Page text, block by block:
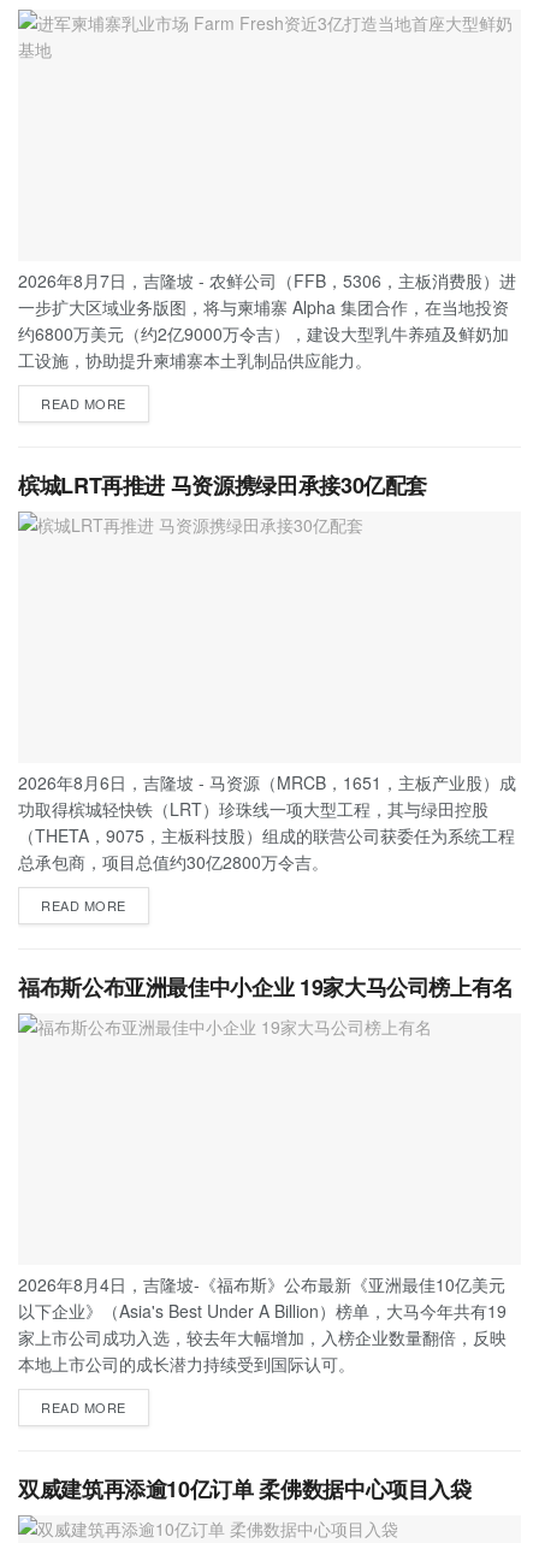
2026年8月7日，吉隆坡 - 农鲜公司（FFB，5306，主板消费股）进
一步扩大区域业务版图，将与柬埔寨 Alpha 集团合作，在当地投资
约6800万美元（约2亿9000万令吉），建设大型乳牛养殖及鲜奶加
工设施，协助提升柬埔寨本土乳制品供应能力。
READ MORE
槟城LRT再推进 马资源携绿田承接30亿配套
2026年8月6日，吉隆坡 - 马资源（MRCB，1651，主板产业股）成
功取得槟城轻快铁（LRT）珍珠线一项大型工程，其与绿田控股
（THETA，9075，主板科技股）组成的联营公司获委任为系统工程
总承包商，项目总值约30亿2800万令吉。
READ MORE
福布斯公布亚洲最佳中小企业 19家大马公司榜上有名
2026年8月4日，吉隆坡-《福布斯》公布最新《亚洲最佳10亿美元
以下企业》（Asia's Best Under A Billion）榜单，大马今年共有19
家上市公司成功入选，较去年大幅增加，入榜企业数量翻倍，反映
本地上市公司的成长潜力持续受到国际认可。
READ MORE
双威建筑再添逾10亿订单 柔佛数据中心项目入袋